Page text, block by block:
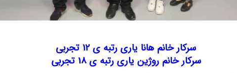
سرکار خانم هانا یاری رتبه ی 12 تجربی
سرکار خانم روژین یاری رتبه ی 18 تجربی